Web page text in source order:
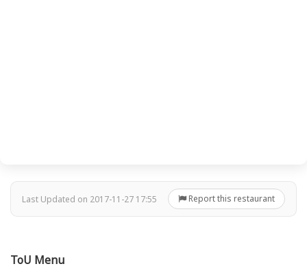
Last Updated on 2017-11-27 17:55 Report this restaurant
ToU Menu